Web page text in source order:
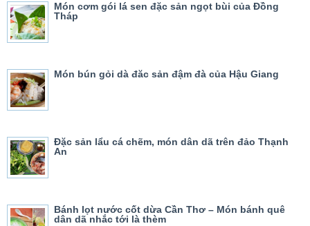
Món cơm gói lá sen đặc sản ngọt bùi của Đồng
Tháp
Món bún gỏi dà đăc sản đậm đà của Hậu Giang
Đặc sản lẩu cá chẽm, món dân dã trên đảo Thạnh
An
Bánh lọt nước cốt dừa Cần Thơ – Món bánh quê
dân dã nhắc tới là thèm